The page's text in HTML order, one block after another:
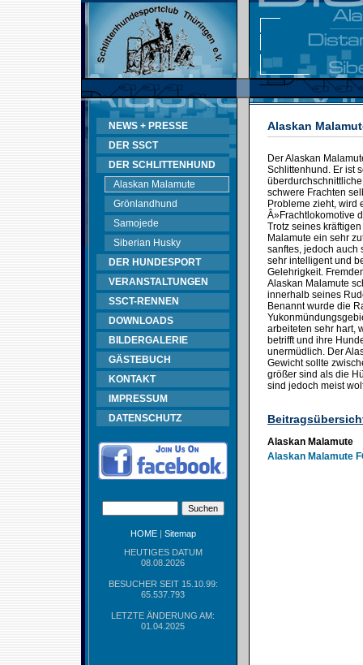
NEWS + PRESSE
DER SSCT
DER SCHLITTENHUND
Alaskan Malamute
Grönlandhund
Samojede
Siberian Husky
DER HUNDESPORT
VERANSTALTUNGEN
SSCT-RENNEN
DOWNLOADS
BILDERGALERIE
GÄSTEBUCH
KONTAKT
IMPRESSUM
DATENSCHUTZ
HOME| Sitemap
HEUTIGES DATUM
08.08.2026
BESUCHER SEIT 15.10.99:
65.537.793
LETZTE ÄNDERUNG AM:
01.04.2025
Alaskan
Der Alaskan
Schlittenhund. Er ist
schwere Frachten
Probleme zieht, wird
Â»Frachtlokomotive
Trotz seines
Malamute ein sehr
sanftes, jedoch auch
sehr intelligent und
Gelehrigkeit.
Alaskan Malamute
innerhalb seines
Benannt wurde die
arbeiteten sehr hart,
betrifft und ihre
unermüdlich. Der
Gewicht sollte
größer sind als die
sind jedoch meist
Alaskan Malamute
Alaskan Malamute